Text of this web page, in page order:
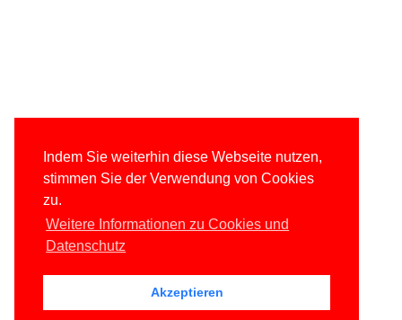
Indem Sie weiterhin diese Webseite nutzen,
stimmen Sie der Verwendung von Cookies
zu.
Weitere Informationen zu Cookies und
Datenschutz
Akzeptieren